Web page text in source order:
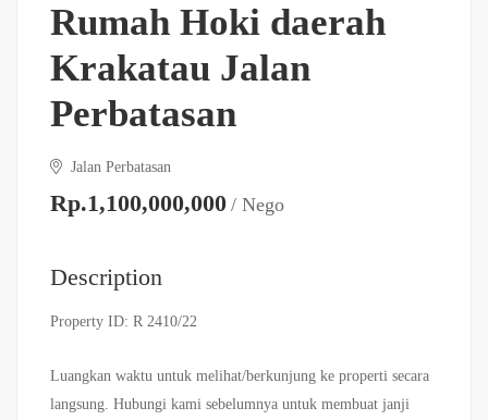
Rumah Hoki daerah
Krakatau Jalan
Perbatasan
Jalan Perbatasan
Rp.1,100,000,000 / Nego
Description
Property ID: R 2410/22
Luangkan waktu untuk melihat/berkunjung ke properti secara
langsung. Hubungi kami sebelumnya untuk membuat janji